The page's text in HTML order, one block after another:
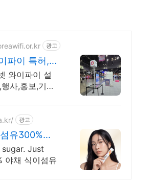
광고
파이 특허,벤
가능
와이파이 설
사,홍보,기획,
경험을 가진
업
광고
유300%충
Just
야채 식이섬유